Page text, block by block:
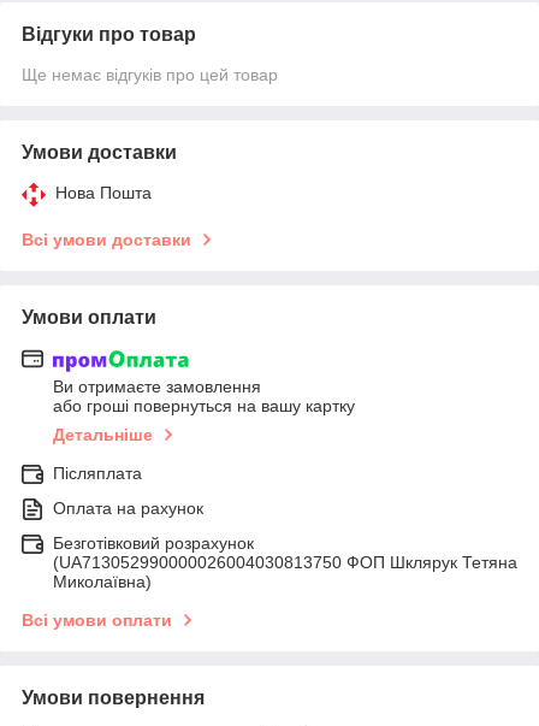
Відгуки про товар
Ще немає відгуків про цей товар
Умови доставки
Нова Пошта
Всі умови доставки
Умови оплати
Ви отримаєте замовлення
або гроші повернуться на вашу картку
Детальніше
Післяплата
Оплата на рахунок
Безготівковий розрахунок
(UA713052990000026004030813750 ФОП Шклярук Тетяна
Миколаївна)
Всі умови оплати
Умови повернення